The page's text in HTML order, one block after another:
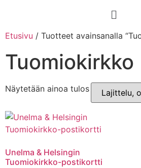
Etusivu / Tuotteet avainsanalla
Tuomiokirkko
Näytetään ainoa tulos
Unelma & Helsingin
Tuomiokirkko-postikortti